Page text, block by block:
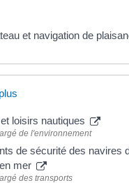
et navigation de
loisirs nautiques
de l'environnement
de sécurité des navires
mer
des transports